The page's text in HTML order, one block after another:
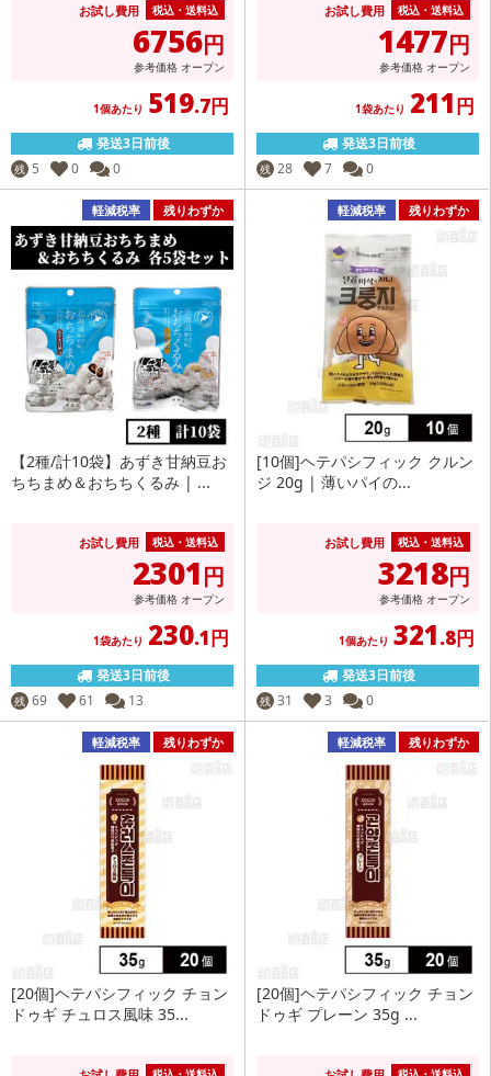
お試し費用 税込・送料込
6756円
参考価格 オープン
1個あたり 519.7円
発送3日前後
残 5 0 0
お試し費用 税込・送料込
1477円
参考価格 オープン
1袋あたり 211円
発送3日前後
残 28 7 0
軽減税率 残りわずか
【2種/計10袋】あずき甘納豆お
ちちまめ＆おちちくるみ | ...
お試し費用 税込・送料込
2301円
参考価格 オープン
1袋あたり 230.1円
発送3日前後
残 69 61 13
軽減税率 残りわずか
[10個]ヘテパシフィック クルン
ジ 20g | 薄いパイの...
お試し費用 税込・送料込
3218円
参考価格 オープン
1個あたり 321.8円
発送3日前後
残 31 3 0
軽減税率 残りわずか
[20個]ヘテパシフィック チョン
ドゥギ チュロス風味 35...
軽減税率 残りわずか
[20個]ヘテパシフィック チョン
ドゥギ プレーン 35g ...